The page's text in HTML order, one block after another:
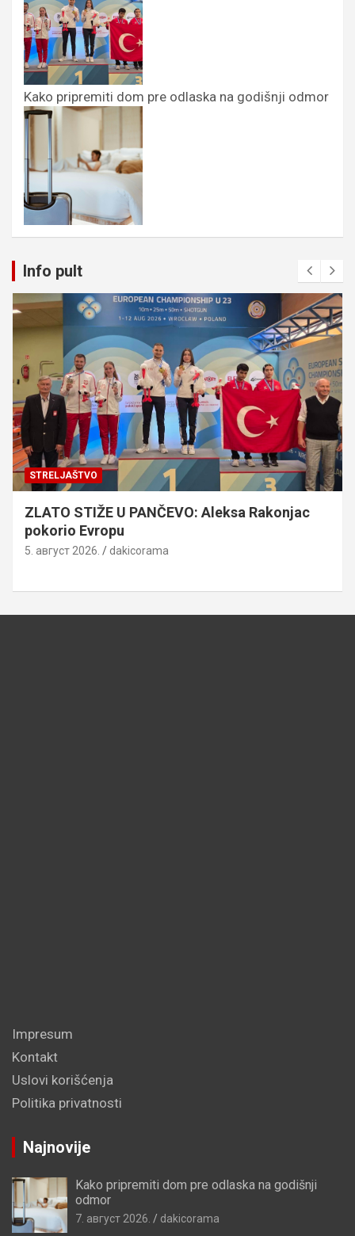
Kako pripremiti dom pre odlaska na godišnji odmor
Info pult
STRELJAŠTVO
ZLATO STIŽE U PANČEVO: Aleksa Rakonjac
pokorio Evropu
5. август 2026. dakicorama
Impresum
Kontakt
Uslovi korišćenja
Politika privatnosti
Najnovije
Kako pripremiti dom pre odlaska na godišnji
odmor
7. август 2026. dakicorama